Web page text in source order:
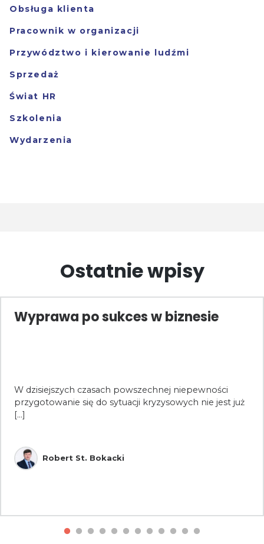
Obsługa klienta
Pracownik w organizacji
Przywództwo i kierowanie ludźmi
Sprzedaż
Świat HR
Szkolenia
Wydarzenia
Ostatnie wpisy
Wyprawa po sukces w biznesie
W dzisiejszych czasach powszechnej niepewności
przygotowanie się do sytuacji kryzysowych nie jest już
[...]
Robert St. Bokacki